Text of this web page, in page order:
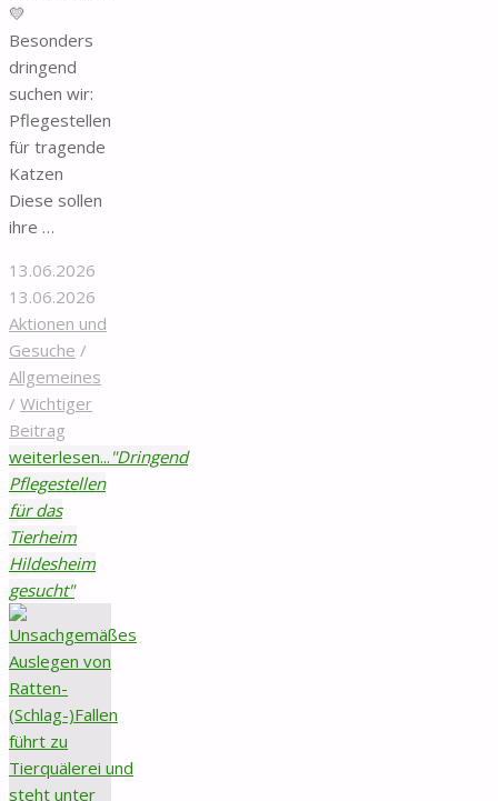
💛
Besonders
dringend
suchen wir:
Pflegestellen
für tragende
Katzen
Diese sollen
ihre …
13.06.2026
13.06.2026
Aktionen und
Gesuche /
Allgemeines
/ Wichtiger
Beitrag
weiterlesen... "Dringend
Pflegestellen
für das
Tierheim
Hildesheim
gesucht"